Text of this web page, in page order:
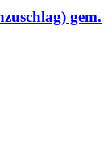
gem.